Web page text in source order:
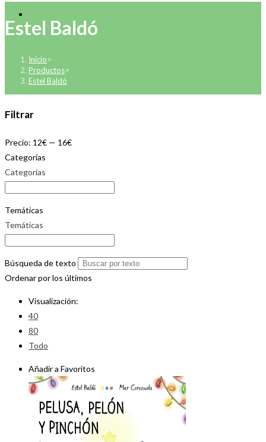
Estel Baldó
Inicio>
Productos>
Estel Baldó
Filtrar
Precio: 12€ — 16€
Categorías
Categorías
Temáticas
Temáticas
Búsqueda de texto
Ordenar por los últimos
Visualización:
40
80
Todo
Añadir a Favoritos